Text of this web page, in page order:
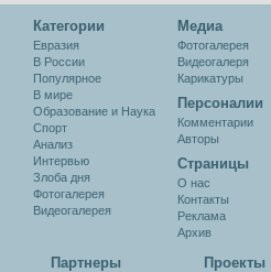
Категории
Евразия
В России
Популярное
В мире
Образование и Наука
Спорт
Анализ
Интервью
Злоба дня
Фотогалерея
Видеогалерея
Медиа
Фотогалерея
Видеогалеря
Карикатуры
Персоналии
Комментарии
Авторы
Cтраницы
О нас
Контакты
Реклама
Архив
Партнеры Проекты